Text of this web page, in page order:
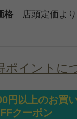
格 店頭定価よ
ポイントに
円以上のお買
クーポン